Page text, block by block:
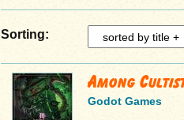
Sorting:
Among
Godot Games